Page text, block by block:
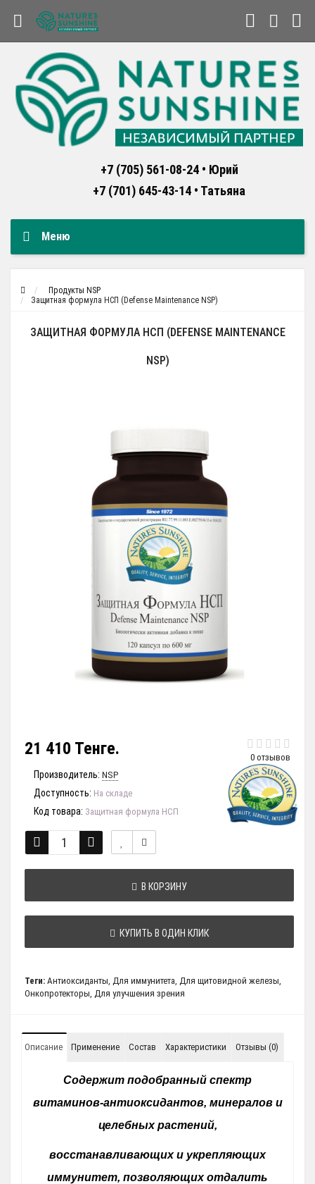
+7 (705) 561-08-24 • Юрий
+7 (701) 645-43-14 • Татьяна
Меню
Продукты NSP
Защитная формула НСП (Defense Maintenance NSP)
ЗАЩИТНАЯ ФОРМУЛА НСП (DEFENSE MAINTENANCE
NSP)
0 отзывов
21 410 Тенге.
Производитель: NSP
Доступность: На складе
Код товара: Защитная формула НСП
В КОРЗИНУ
КУПИТЬ В ОДИН КЛИК
Теги: Антиоксиданты Для иммунитета Для щитовидной железы
Онкопротекторы Для улучшения зрения
Описание Применение Состав Характеристики Отзывы (0)
Содержит подобранный спектр
витаминов-антиоксидантов, минералов и
целебных растений,
восстанавливающих и укрепляющих
иммунитет, позволяющих отдалить